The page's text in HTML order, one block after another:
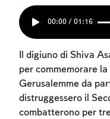
00:00 / 01:16
Il digiuno di Shiva
per commemorare
Gerusalemme da
distruggessero il
combatterono per